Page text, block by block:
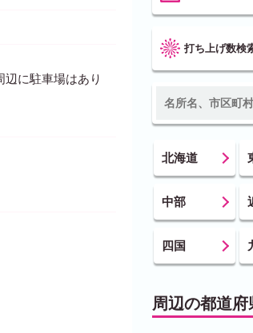
に駐車場はあり
打ち上げ数検
北海道
中部
四国
周辺の都道府